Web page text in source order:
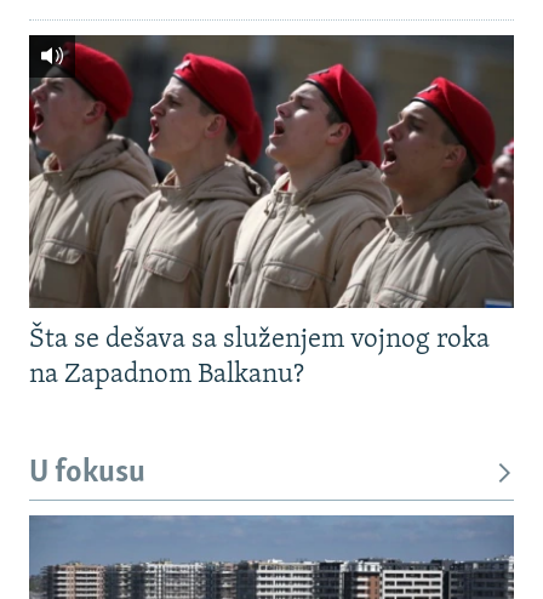
Šta se dešava sa služenjem vojnog roka
na Zapadnom Balkanu?
U fokusu